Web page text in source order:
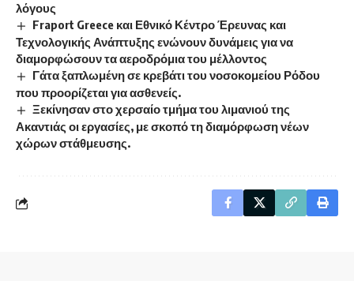
λόγους
Fraport Greece και Εθνικό Κέντρο Έρευνας και
Τεχνολογικής Ανάπτυξης ενώνουν δυνάμεις για να
διαμορφώσουν τα αεροδρόμια του μέλλοντος
Γάτα ξαπλωμένη σε κρεβάτι του νοσοκομείου Ρόδου
που προορίζεται για ασθενείς.
Ξεκίνησαν στο χερσαίο τμήμα του λιμανιού της
Ακαντιάς οι εργασίες, με σκοπό τη διαμόρφωση νέων
χώρων στάθμευσης.